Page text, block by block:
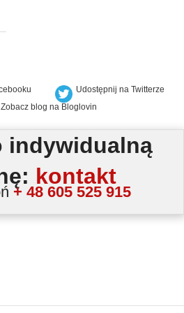
Udostępnij na Twitterze
Zobacz blog na Bloglovin
indywidualną
kontakt
+ 48 605 525 915